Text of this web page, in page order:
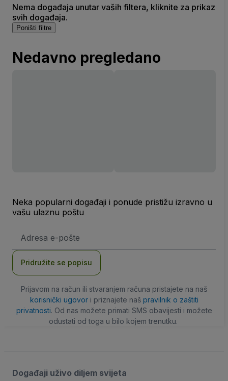
Nema događaja unutar vaših filtera, kliknite za prikaz
svih događaja.
Poništi filtre
Nedavno pregledano
Neka popularni događaji i ponude pristižu izravno u
vašu ulaznu poštu
mail
Pridružite se popisu
Prijavom na račun ili stvaranjem računa pristajete na naš
korisnički ugovori priznajete naš pravilnik o zaštiti
privatnosti. Od nas možete primati SMS obavijesti i možete
odustati od toga u bilo kojem trenutku.
Događaji uživo diljem svijeta